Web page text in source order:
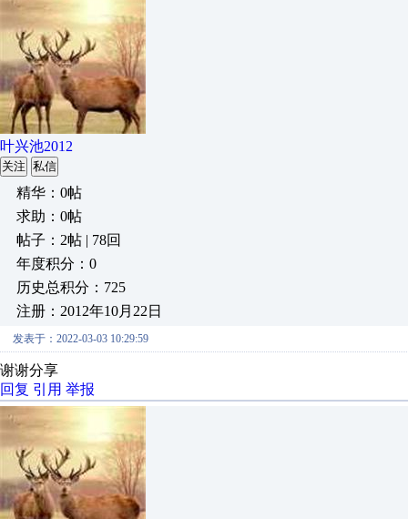
叶兴池2012
关注 私信
精华：0帖
求助：0帖
帖子：2帖 | 78回
年度积分：0
历史总积分：725
注册：2012年10月22日
发表于：2022-03-03 10:29:59
谢谢分享
回复 引用 举报